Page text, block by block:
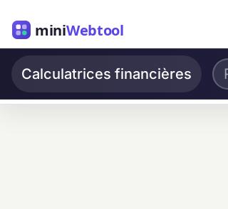
miniWebtool
Calculatrices financières